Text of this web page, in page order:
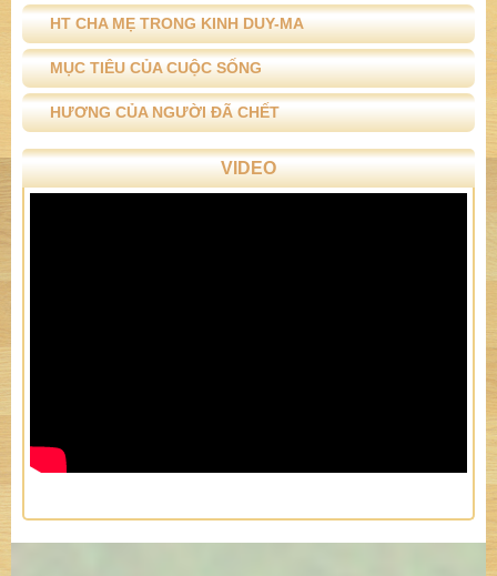
HT CHA MẸ TRONG KINH DUY-MA
MỤC TIÊU CỦA CUỘC SỐNG
HƯƠNG CỦA NGƯỜI ĐÃ CHẾT
VIDEO